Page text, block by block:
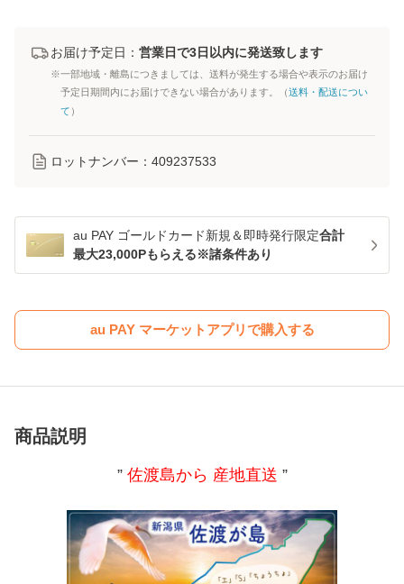
お届け予定日： 営業日で3日以内に発送致します
※一部地域・離島につきましては、送料が発生する場合や表示のお届け
予定日期間内にお届けできない場合があります。（送料・配送につい
て ）
ロットナンバー： 409237533
au PAY ゴールドカード新規＆即時発行限定合計
最大23,000Pもらえる※諸条件あり
au PAY マーケットアプリで購入する
商品説明
”佐渡島から 産地直送 ”